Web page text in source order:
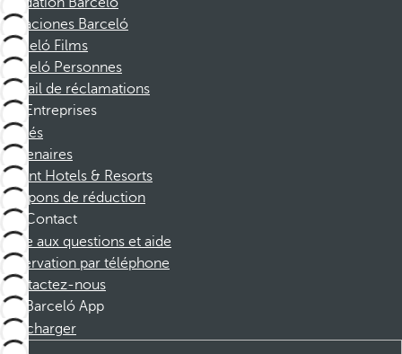
Vacaciones Barceló
Barceló Films
Barceló Personnes
Portail de réclamations
Entreprises
Affiliés
Partenaires
Dorint Hotels & Resorts
Coupons de réduction
Contact
Foire aux questions et aide
Réservation par téléphone
Contactez-nous
Barceló App
Télécharger